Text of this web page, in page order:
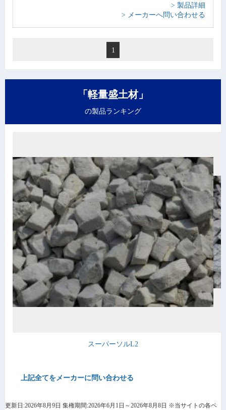
> 製品詳細
> メーカーへ問い合わせる
1
「軽量盛土材」
の製品ランキング
スーパーソルL2
上記全てをメーカーに問い合わせる
更新日:2026年8月9日 集権期間:2026年6月1日～2026年8月8日 ※当サイトの各ペ